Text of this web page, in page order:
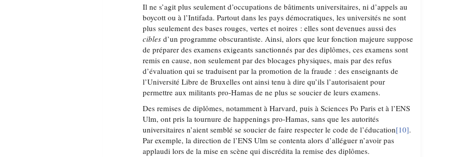
Il ne s’agit plus seulement d’occupations de bâtiments universitaires, ni d’appels au
boycott ou à l’Intifada. Partout dans les pays démocratiques, les universités ne sont
plus seulement des bases rouges, vertes et noires : elles sont devenues aussi des
cibles d’un programme obscurantiste. Ainsi, alors que leur fonction majeure suppose
de préparer des examens exigeants sanctionnés par des diplômes, ces examens sont
remis en cause, non seulement par des blocages physiques, mais par des refus
d’évaluation qui se traduisent par la promotion de la fraude : des enseignants de
l’Université Libre de Bruxelles ont ainsi tenu à dire qu’ils l’autorisaient pour
permettre aux militants pro-Hamas de ne plus se soucier de leurs examens.
Des remises de diplômes, notamment à Harvard, puis à Sciences Po Paris et à l’ENS
Ulm, ont pris la tournure de happenings pro-Hamas, sans que les autorités
universitaires n’aient semblé se soucier de faire respecter le code de l’éducation[10].
Par exemple, la direction de l’ENS Ulm se contenta alors d’alléguer n’avoir pas
applaudi lors de la mise en scène qui discrédita la remise des diplômes.